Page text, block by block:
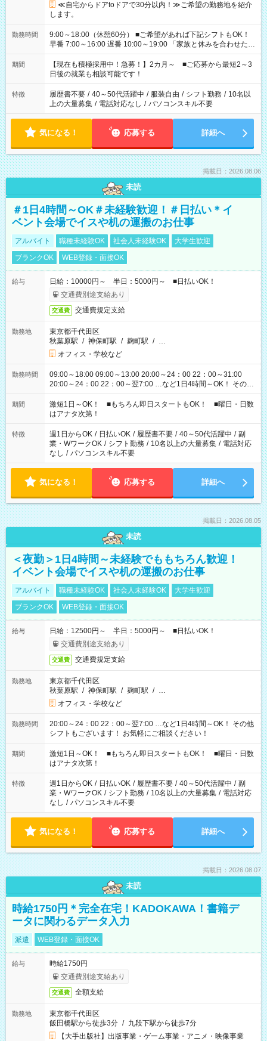
≪自宅からドアtoドアで30分以内！≫ご希望の勤務地を紹介
します。
勤務時間
9:00～18:00（休憩60分） ■ご希望があれば下記シフトもOK！
早番 7:00～16:00 遅番 10:00～19:00 「家族と休みを合わせた
い」 「余裕を持って夕飯の準備がしたい」 「できれば残業はし
たくない」 など、ご希望を教えてくださいね。 ※Wワーク希望
の方へ 今ご覧のお仕事で希望する勤務時間と、もう1つのお仕事
の勤務時間。 合計で週40時間を超える場合は応募できません。
期間
【現在も積極採用中！急募！】2カ月～ ■ご応募から最短2～3
日後の就業も相談可能です！
特徴 履歴書不要 / 40～50代活躍中 / 服装自由 / シフト勤務 / 10名以
上の大量募集 / 電話対応なし / パソコンスキル不要
気になる！ 応募する 詳細へ
掲載日：2026.08.06
未読
＃1日4時間～OK＃未経験歓迎！＃日払い＊イ
ベント会場でイスや机の運搬のお仕事
アルバイト 職種未経験OK 社会人未経験OK
大学生歓迎
ブランクOK
WEB登録・面接OK
給与
日給：10000円～ 半日：5000円～ ■日払いOK！
交通費別途支給あり
交通費 交通費規定支給
勤務地
東京都千代田区
秋葉原駅 / 神保町駅 / 麹町駅 / …
オフィス・学校など
勤務時間
09:00～18:00 09:00～13:00 20:00～24：00 22：00～31:00
20:00～24：00 22：00～翌7:00 …など1日4時間～OK！ その他
シフトもございます！ お気軽にご相談ください！
期間
激短1日～OK！ ■もちろん即日スタートもOK！ ■曜日・日数
はアナタ次第！
特徴 週1日からOK / 日払いOK / 履歴書不要 / 40～50代活躍中 / 副
業・WワークOK / シフト勤務 / 10名以上の大量募集 / 電話対応
なし / パソコンスキル不要
気になる！ 応募する 詳細へ
掲載日：2026.08.05
未読
＜夜勤＞1日4時間～未経験でももちろん歓迎！
イベント会場でイスや机の運搬のお仕事
アルバイト 職種未経験OK 社会人未経験OK
大学生歓迎
ブランクOK
WEB登録・面接OK
給与
日給：12500円～ 半日：5000円～ ■日払いOK！
交通費別途支給あり
交通費 交通費規定支給
勤務地
東京都千代田区
秋葉原駅 / 神保町駅 / 麹町駅 / …
オフィス・学校など
勤務時間
20:00～24：00 22：00～翌7:00 …など1日4時間～OK！ その他
シフトもございます！ お気軽にご相談ください！
期間
激短1日～OK！ ■もちろん即日スタートもOK！ ■曜日・日数
はアナタ次第！
特徴 週1日からOK / 日払いOK / 履歴書不要 / 40～50代活躍中 / 副
業・WワークOK / シフト勤務 / 10名以上の大量募集 / 電話対応
なし / パソコンスキル不要
気になる！ 応募する 詳細へ
掲載日：2026.08.07
未読
時給1750円＊完全在宅！KADOKAWA！書籍デ
ータに関わるデータ入力
派遣 WEB登録・面接OK
給与
時給1750円
交通費別途支給あり
交通費 全額支給
勤務地
東京都千代田区
飯田橋駅から徒歩3分 / 九段下駅から徒歩7分
【大手出版社】出版事業・ゲーム事業・アニメ・映像事業